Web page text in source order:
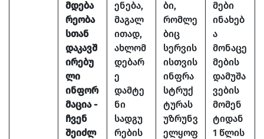
მდება
რეობა
სთან
დაკავშ
ირებუ
ლი
ინფორ
მაცია -
ჩვენ
შეიძლ
ენება,
მაგალ
ითად,
ახლომ
დებარ
ე
დამტე
ნი
სადგუ
რების
ბი,
რომლე
ბიც
სერვის
ისთვის
ინფრა
სტრუქ
ტურას
უზრუნვ
ელყოფ
მები
ინახებ
ა
მონაცე
მების
დამუშა
ვების
მომენ
ტიდან
1 წლის